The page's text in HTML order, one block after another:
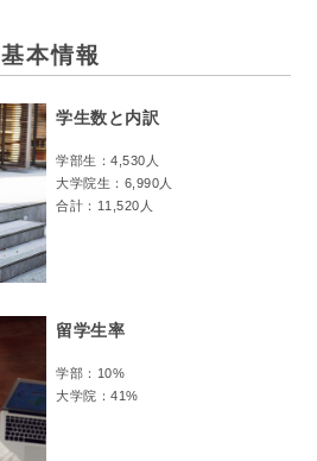
基本情報
学生数と内訳
学部生：4,530人
大学院生：6,990人
合計：11,520人
留学生率
学部：10%
大学院：41%